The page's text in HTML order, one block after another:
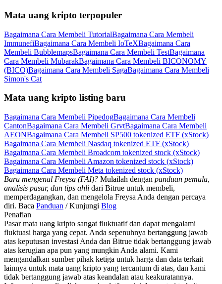
Mata uang kripto terpopuler
Bagaimana Cara Membeli TutorialBagaimana Cara Membeli
ImmunefiBagaimana Cara Membeli IoTeXBagaimana Cara
Membeli BubblemapsBagaimana Cara Membeli TestBagaimana
Cara Membeli MubarakBagaimana Cara Membeli BICONOMY
(BICO)Bagaimana Cara Membeli SagaBagaimana Cara Membeli
Simon's Cat
Mata uang kripto listing baru
Bagaimana Cara Membeli PipedogBagaimana Cara Membeli
CantonBagaimana Cara Membeli GrvtBagaimana Cara Membeli
AEONBagaimana Cara Membeli SP500 tokenized ETF (xStock)
Bagaimana Cara Membeli Nasdaq tokenized ETF (xStock)
Bagaimana Cara Membeli Broadcom tokenized stock (xStock)
Bagaimana Cara Membeli Amazon tokenized stock (xStock)
Bagaimana Cara Membeli Meta tokenized stock (xStock)
Baru mengenal Freysa (FAI)? Mulailah dengan panduan pemula,
analisis pasar, dan tips ahli dari Bitrue untuk membeli,
memperdagangkan, dan mengelola Freysa Anda dengan percaya
diri. Baca Panduan / Kunjungi Blog
Penafian
Pasar mata uang kripto sangat fluktuatif dan dapat mengalami
fluktuasi harga yang cepat. Anda sepenuhnya bertanggung jawab
atas keputusan investasi Anda dan Bitrue tidak bertanggung jawab
atas kerugian apa pun yang mungkin Anda alami. Kami
mengandalkan sumber pihak ketiga untuk harga dan data terkait
lainnya untuk mata uang kripto yang tercantum di atas, dan kami
tidak bertanggung jawab atas keandalan atau keakuratannya.